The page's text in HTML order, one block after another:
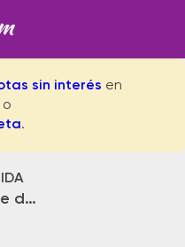
sin interés en
o
.
IDA
San Jaime de la Front.